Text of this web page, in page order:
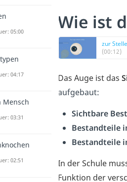
Wie ist
zur
(00:12)
Das Auge ist das
aufgebaut:
Sichtbare
Bestandteile
Bestandteile
In der Schule
Funktion der
05:00
04:17
Mensch
03:31
02:51